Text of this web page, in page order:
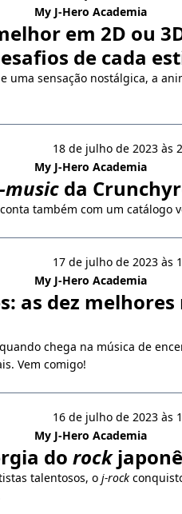
My J-Hero Academia
em 2D ou
de cada
uma sensação nostálgica, a
18 de julho de 2023 às
My J-Hero Academia
musicda
também com um catálogo
17 de julho de 2023 às
My J-Hero Academia
as dez melhores
chega na música de
Vem comigo!
16 de julho de 2023 às
My J-Hero Academia
do rock
talentosos, o j-rock